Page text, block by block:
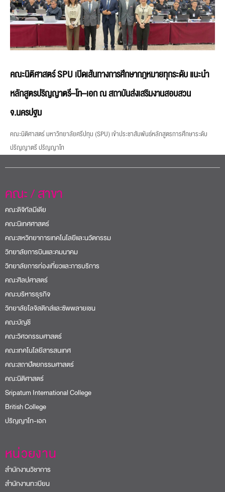
คณะนิติศาสตร์ SPU เปิดเส้นทางการศึกษากฎหมายทุกระดับ แนะนำ
หลักสูตรปริญญาตรี–โท–เอก ณ สถาบันส่งเสริมงานสอบสวน
จ.นครปฐม
คณะนิติศาสตร์ มหาวิทยาลัยศรีปทุม (SPU) เข้าประชาสัมพันธ์หลักสูตรการศึกษาระดับ
ปริญญาตรี ปริญญาโท
คณะ / สาขา
คณะดิจิทัลมีเดีย
คณะนิเทศศาสตร์
คณะสหวิทยาการเทคโนโลยีและนวัตกรรม
วิทยาลัยการบินและคมนาคม
วิทยาลัยการท่องเที่ยวและการบริการ
คณะศิลปศาสตร์
คณะบริหารธุรกิจ
วิทยาลัยโลจิสติกส์และซัพพลายเชน
คณะบัญชี
คณะวิศวกรรมศาสตร์
คณะเทคโนโลยีสารสนเทศ
คณะสถาปัตยกรรมศาสตร์
คณะนิติศาสตร์
Sripatum International College
British College
ปริญญาโท-เอก
หน่วยงาน
สำนักงานวิชาการ
สำนักงานทะเบียน